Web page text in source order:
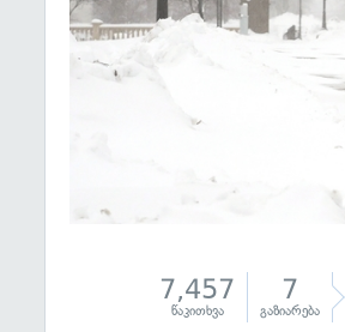
7,457
წაკითხვა
7
გაზიარება